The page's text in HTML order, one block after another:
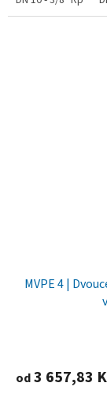
MVPE 4 |
od3 657,83